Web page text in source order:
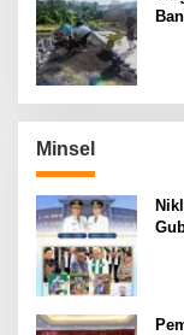
Minsel